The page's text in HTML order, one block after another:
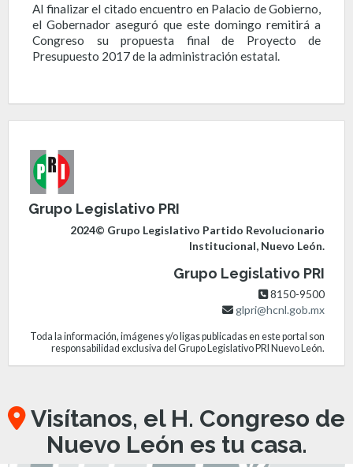
Al finalizar el citado encuentro en Palacio de Gobierno,
el Gobernador aseguró que este domingo remitirá a
Congreso su propuesta final de Proyecto de
Presupuesto 2017 de la administración estatal.
Grupo Legislativo PRI
2024© Grupo Legislativo Partido Revolucionario
Institucional, Nuevo León.
Grupo Legislativo PRI
8150-9500
glpri@hcnl.gob.mx
Toda la información, imágenes y/o ligas publicadas en este portal son
responsabilidad exclusiva del Grupo Legislativo PRI Nuevo León.
Visítanos, el H. Congreso de
Nuevo León es tu casa.